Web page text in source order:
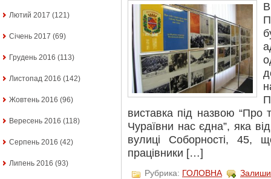
Лютий 2017 (121)
Січень 2017 (69)
Грудень 2016 (113)
Листопад 2016 (142)
Жовтень 2016 (96)
Вересень 2016 (118)
Серпень 2016 (42)
Липень 2016 (93)
виставка під назвою “Про
Чураївни нас єдна”, яка
вулиці Соборності, 45,
працівники […]
Рубрика: ГОЛОВНА